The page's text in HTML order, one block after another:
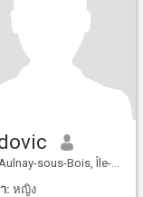
sous-Bois, Île-de-France, ฝรั่งเศส
: หญิง